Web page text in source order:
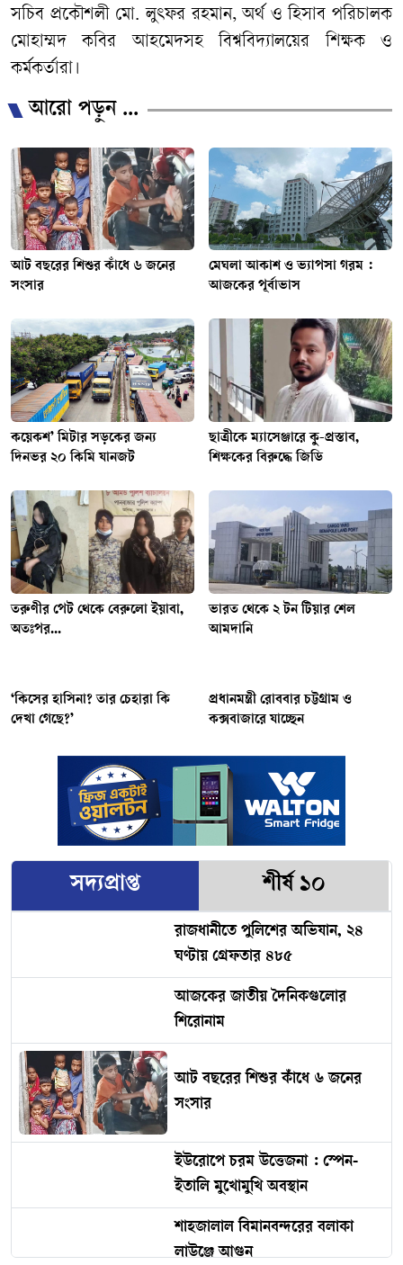
সচিব প্রকৌশলী মো. লুৎফর রহমান, অর্থ ও হিসাব পরিচালক
মোহাম্মদ কবির আহমেদসহ বিশ্ববিদ্যালয়ের শিক্ষক ও
কর্মকর্তারা।
আরো পড়ুন ...
আট বছরের শিশুর কাঁধে ৬ জনের
সংসার
মেঘলা আকাশ ও ভ্যাপসা গরম :
আজকের পূর্বাভাস
কয়েকশ’ মিটার সড়কের জন্য
দিনভর ২০ কিমি যানজট
ছাত্রীকে ম্যাসেঞ্জারে কু-প্রস্তাব,
শিক্ষকের বিরুদ্ধে জিডি
তরুণীর পেট থেকে বেরুলো ইয়াবা,
অতঃপর...
ভারত থেকে ২ টন টিয়ার শেল
আমদানি
‘কিসের হাসিনা? তার চেহারা কি
দেখা গেছে?’
প্রধানমন্ত্রী রোববার চট্টগ্রাম ও
কক্সবাজারে যাচ্ছেন
শীর্ষ ১০
রাজধানীতে পুলিশের অভিযান, ২৪
ঘণ্টায় গ্রেফতার ৪৮৫
আজকের জাতীয় দৈনিকগুলোর
শিরোনাম
আট বছরের শিশুর কাঁধে ৬ জনের
সংসার
ইউরোপে চরম উত্তেজনা : স্পেন-